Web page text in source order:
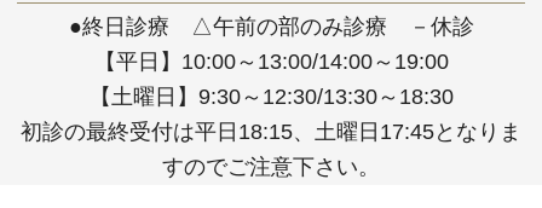
●終日診療 △午前の部のみ診療 －休診
【平日】10:00～13:00/14:00～19:00
【土曜日】9:30～12:30/13:30～18:30
初診の最終受付は平日18:15、土曜日17:45となりま
すのでご注意下さい。